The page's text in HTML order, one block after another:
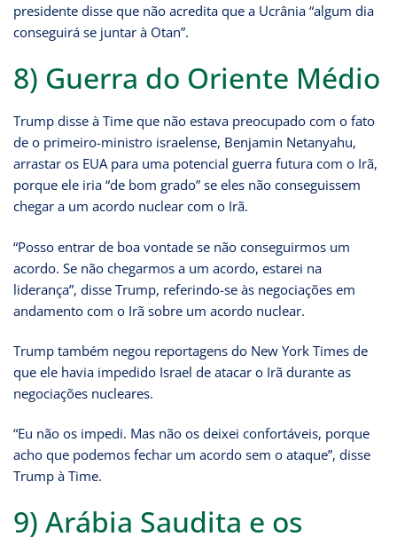
presidente disse que não acredita que a Ucrânia “algum dia
conseguirá se juntar à Otan”.
8) Guerra do Oriente Médio
Trump disse à Time que não estava preocupado com o fato
de o primeiro-ministro israelense, Benjamin Netanyahu,
arrastar os EUA para uma potencial guerra futura com o Irã,
porque ele iria “de bom grado” se eles não conseguissem
chegar a um acordo nuclear com o Irã.
“Posso entrar de boa vontade se não conseguirmos um
acordo. Se não chegarmos a um acordo, estarei na
liderança”, disse Trump, referindo-se às negociações em
andamento com o Irã sobre um acordo nuclear.
Trump também negou reportagens do New York Times de
que ele havia impedido Israel de atacar o Irã durante as
negociações nucleares.
“Eu não os impedi. Mas não os deixei confortáveis, porque
acho que podemos fechar um acordo sem o ataque”, disse
Trump à Time.
9) Arábia Saudita e os